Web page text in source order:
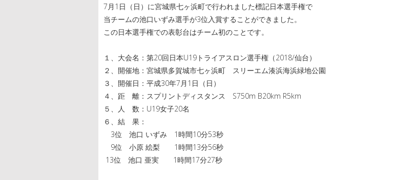
7月1日（日）に宮城県七ヶ浜町で行われました標記日本選手権で
当チームの池口いずみ選手が3位入賞することができました。
この日本選手権での表彰台はチーム初のことです。
１、大会名：第20回日本U19トライアスロン選手権（2018/仙台）
２、開催地：宮城県多賀城市七ヶ浜町 スリーエム湊浜海浜緑地公園
３、開催日：平成30年7月1日（日）
４、距 離：スプリントディスタンス S750m B20km R5km
５、人 数：U19女子20名
６、結 果：
3位 池口 いずみ 1時間10分53秒
9位 小原 絵梨 1時間13分56秒
13位 池口 亜実 1時間17分27秒